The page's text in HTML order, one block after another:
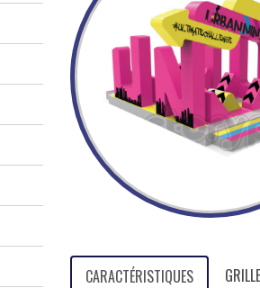
CARACTÉRISTIQUES